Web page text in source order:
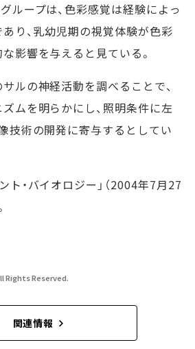
ループは、色彩感覚は経験によっ
り、乳幼児期の視覚体験が色彩
影響を与えると見ている。
ルの神経活動を調べることで、
ムを明らかにし、照明条件に左
技術の開発に寄与するとしてい
ト・バイオロジー」（2004年7月27
Rights Reserved.
関連情報